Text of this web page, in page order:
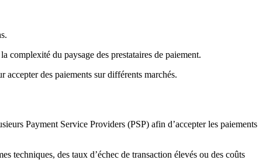
complexité du paysage des prestataires de paiement.
accepter des paiements sur différents marchés.
Payment Service Providers (PSP) afin d’accepter les paiements
techniques, des taux d’échec de transaction élevés ou des coûts